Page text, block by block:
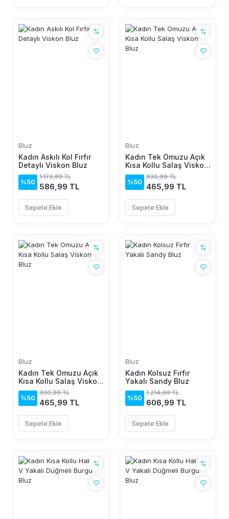
Bluz
Kadın Askılı Kol Fırfır
Detaylı Viskon Bluz
%50
1.173,99 TL
586,99 TL
Sepete Ekle
Bluz
Kadın Tek Omuzu Açık
Kısa Kollu Salaş Viskon
Bluz
%50
930,99 TL
465,99 TL
Sepete Ekle
Bluz
Kadın Tek Omuzu Açık
Kısa Kollu Salaş Viskon
Bluz
%50
930,99 TL
465,99 TL
Sepete Ekle
Bluz
Kadın Kolsuz Fırfır
Yakalı Sandy Bluz
%50
1.214,99 TL
606,99 TL
Sepete Ekle